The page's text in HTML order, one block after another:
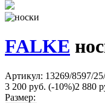
FALKE
Артикул: 13269/8597/
3 200 руб. (-10%)2 880
Размер: